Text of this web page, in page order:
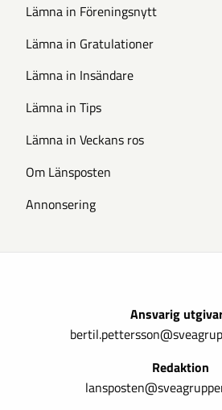
Lämna in Föreningsnytt
Lämna in Gratulationer
Lämna in Insändare
Lämna in Tips
Lämna in Veckans ros
Om Länsposten
Annonsering
Ansvarig
Redaktion